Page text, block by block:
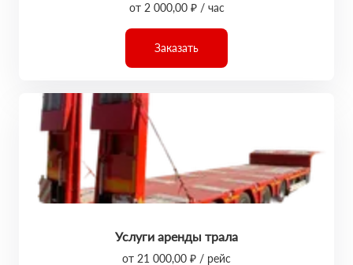
от 2 000,00 ₽ / час
Заказать
Услуги аренды трала
от 21 000,00 ₽ / рейс